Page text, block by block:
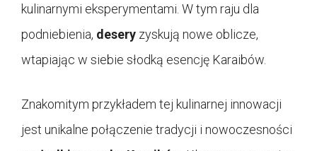
kulinarnymi eksperymentami. W tym raju dla
podniebienia, desery zyskują nowe oblicze,
wtapiając w siebie słodką esencję Karaibów.
Znakomitym przykładem tej kulinarnej innowacji
jest unikalne połączenie tradycji i nowoczesności